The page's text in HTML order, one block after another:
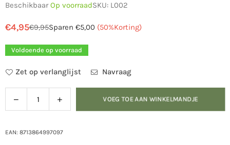
BeschikbaarOp voorraadSKU: L002
Normale
prijs
€4,95€9,95Sparen €5,00 (50%Korting)
Voldoende op voorraad
Zet op verlanglijst Navraag
Hoeveelheid
Verlaag
de
voor
Verhoog
de
voor
VOEG TOE AAN WINKELMANDJE
EAN: 8713864997097